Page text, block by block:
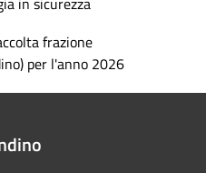
frazione
per l'anno 2026